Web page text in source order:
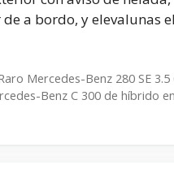
a bordo, y elevalunas
Mercedes-Benz 280 SE
Benz C 300 de híbrido